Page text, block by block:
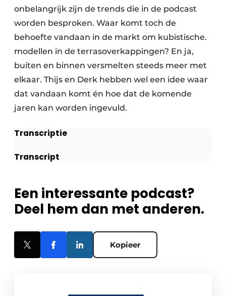
onbelangrijk zijn de trends die in de podcast
worden besproken. Waar komt toch de
behoefte vandaan in de markt om kubistische.
modellen in de terrasoverkappingen? En ja,
buiten en binnen versmelten steeds meer met
elkaar. Thijs en Derk hebben wel een idee waar
dat vandaan komt én hoe dat de komende
jaren kan worden ingevuld.
Transcriptie
Transcript
Een interessante podcast?
Deel hem dan met anderen.
Kopieer